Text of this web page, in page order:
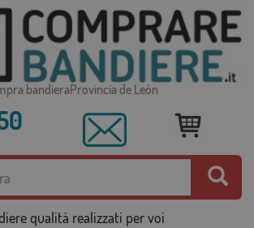
bandieraProvincia de León
qualità realizzati per voi